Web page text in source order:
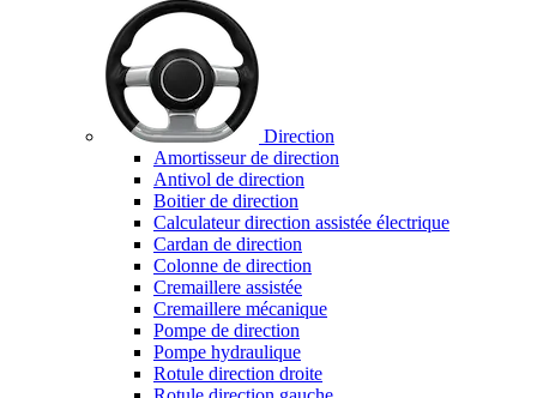
Direction
Amortisseur de direction
Antivol de direction
Boitier de direction
Calculateur direction assistée électrique
Cardan de direction
Colonne de direction
Cremaillere assistée
Cremaillere mécanique
Pompe de direction
Pompe hydraulique
Rotule direction droite